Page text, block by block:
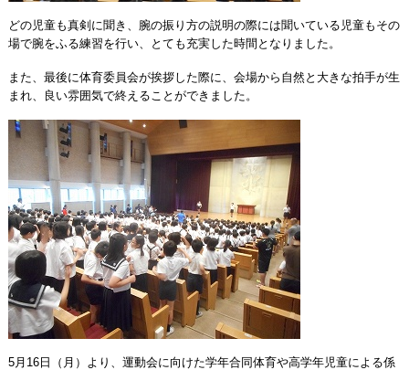
どの児童も真剣に聞き、腕の振り方の説明の際には聞いている児童もその
場で腕をふる練習を行い、とても充実した時間となりました。
また、最後に体育委員会が挨拶した際に、会場から自然と大きな拍手が生
まれ、良い雰囲気で終えることができました。
5月16日（月）より、運動会に向けた学年合同体育や高学年児童による係